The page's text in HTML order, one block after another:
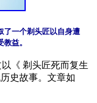
了一个剃头匠以自身遭
益。
以《 剃头匠死而复生
史故事。文章如